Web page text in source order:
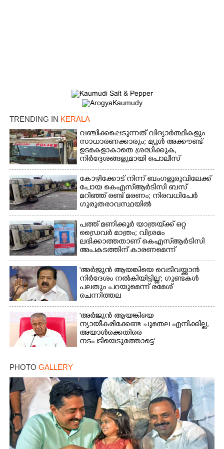
TRENDING IN KERALA
വഞ്ചിക്കപ്പെടുന്നത് വിദ്യാർത്ഥികളും
സാധാരണക്കാരും; മ്യൂൾ അക്കൗണ്ട്
ഉടമകളാകാതെ ശ്രദ്ധിക്കുക,
നിർദ്ദേശങ്ങളുമായി പൊലീസ്
കോഴിക്കോട് നിന്ന് ബംഗളൂരുവിലേക്ക്
പോയ കെഎസ്‌ആർടിസി ബസ്
മറിഞ്ഞ് രണ്ട് മരണം; നിരവധിപേർ
ഗുരുതരാവസ്ഥയിൽ
പത്ത് മണിക്കൂർ യാത്രയ്‌ക്ക് ഒറ്റ
ഡ്രൈവർ മാത്രം; വിശ്രമം
ലഭിക്കാത്തതാണ് കെഎസ്‌ആർടിസി
അപകടത്തിന് കാരണമെന്ന്
വിമർശനം
'അർജുൻ ആയങ്കിയെ വെടിവയ്ക്കാൻ
നിർദേശം നൽകിയിട്ടില്ല'; ഗുണ്ടകൾ
പലതും പറയുമെന്ന് രമേശ്
ചെന്നിത്തല
'അർജുൻ ആയങ്കിയെ
ന്യായീകരിക്കേണ്ട ചുമതല എനിക്കില്ല,
അയാൾക്കെതിരെ
നടപടിയെടുത്തോട്ടെ'
PHOTO GALLERY